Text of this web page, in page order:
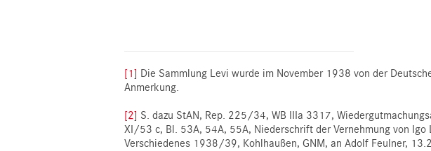
[1] Die Sammlung Levi wurde im November 1938 von der
Anmerkung.
[2] S. dazu StAN, Rep. 225/34, WB IIIa 3317,
XI/53 c, Bl. 53A, 54A, 55A, Niederschrift der Vernehmung von
Verschiedenes 1938/39, Kohlhaußen, GNM, an Adolf Feulner,